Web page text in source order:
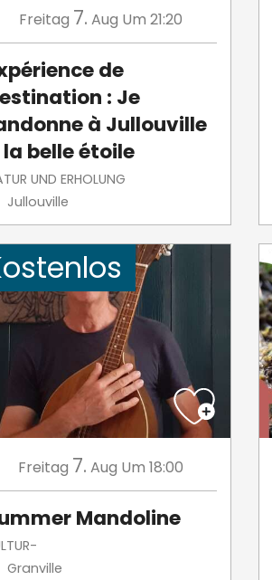
Freitag 7. Aug Um 21:20
de
: Je
à Jullouville
belle étoile
UND ERHOLUNG
Jullouville
Freitag 7. Aug Um 18:00
Mandoline
Granville